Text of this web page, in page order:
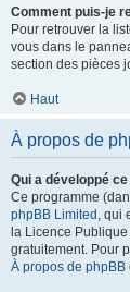
Comment puis-je
Pour retrouver la
vous dans le
section des pièces
Haut
À propos de
Qui a développé
Ce programme
phpBB Limited , qui
la Licence
gratuitement. Pour
À propos de phpBB